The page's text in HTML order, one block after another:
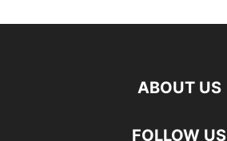
ABOUT US
FOLLOW US